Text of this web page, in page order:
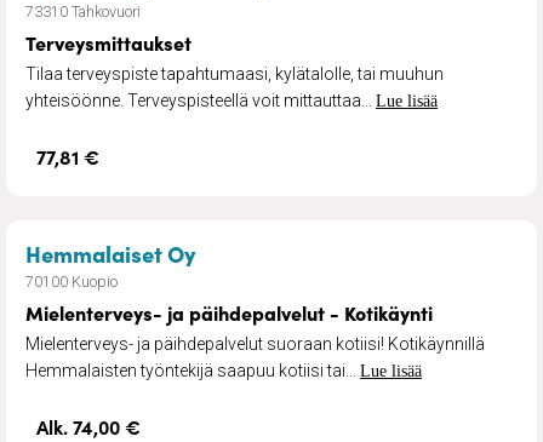
73310 Tahkovuori
Terveysmittaukset
Tilaa terveyspiste tapahtumaasi, kylätalolle, tai muuhun
yhteisöönne. Terveyspisteellä voit mittauttaa... Lue lisää
77,81 €
Hemmalaiset Oy– Mielenterveys- ja
70100 Kuopio
Mielenterveys- ja päihdepalvelut - Kotikäynti
Mielenterveys- ja päihdepalvelut suoraan kotiisi! Kotikäynnillä
Hemmalaisten työntekijä saapuu kotiisi tai... Lue lisää
Alk. 74,00 €